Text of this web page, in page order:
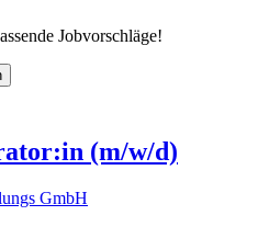
Jobvorschläge!
(m/w/d)
GmbH